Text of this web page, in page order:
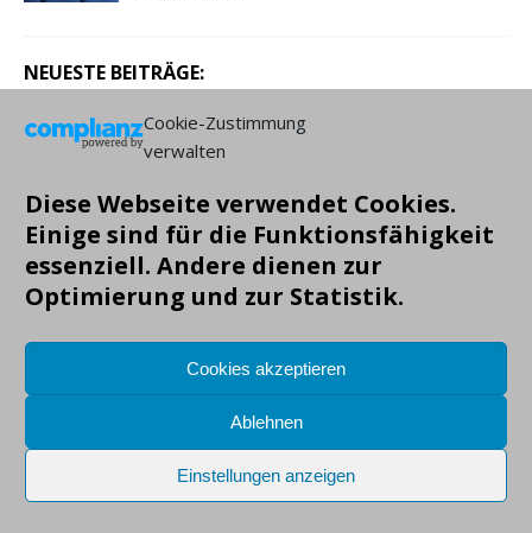
Cookie-Zustimmung
verwalten
Diese Webseite verwendet Cookies.
Einige sind für die Funktionsfähigkeit
essenziell. Andere dienen zur
Optimierung und zur Statistik.
Cookies akzeptieren
Ablehnen
Einstellungen anzeigen
NEUESTE BEITRÄGE:
Copyright: Markus Gruendig, alle Angaben ohne Gewähr!